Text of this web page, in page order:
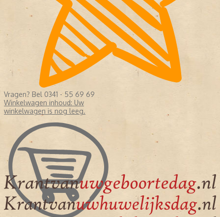
Vragen? Bel 0341 - 55 69 69
Winkelwagen inhoud: Uw
winkelwagen is nog leeg.